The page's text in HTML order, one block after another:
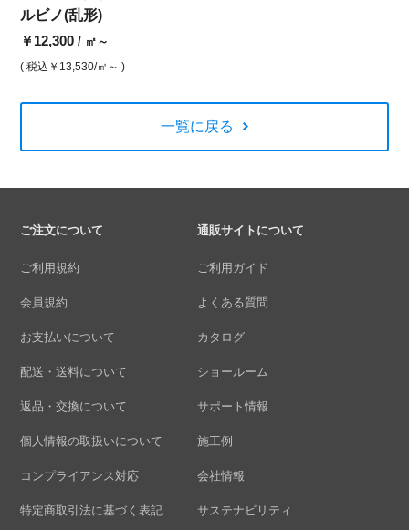
ルビノ(乱形)
￥12,300/ ㎡～
( 税込 ￥13,530/㎡～ )
一覧に戻る
ご注文について
ご利用規約
会員規約
お支払いについて
配送・送料について
返品・交換について
個人情報の取扱いについて
コンプライアンス対応
特定商取引法に基づく表記
通販サイトについて
ご利用ガイド
よくある質問
カタログ
ショールーム
サポート情報
施工例
会社情報
サステナビリティ